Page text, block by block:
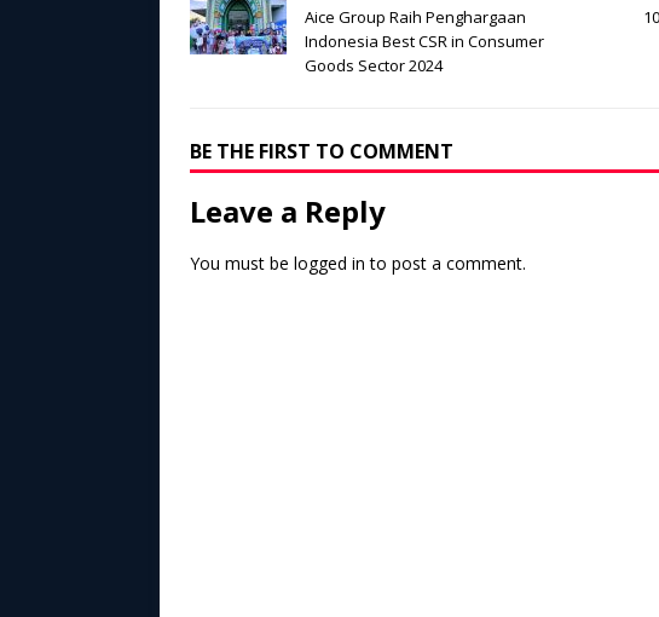
Aice Group Raih Penghargaan
Indonesia Best CSR in Consumer
Goods Sector 2024
BE THE FIRST TO COMMENT
Leave a Reply
You must be logged in to post a comment.